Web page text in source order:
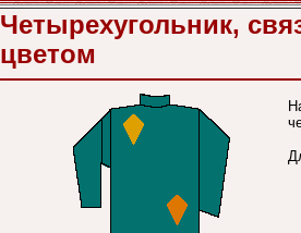
Четырехугольник,
цветом